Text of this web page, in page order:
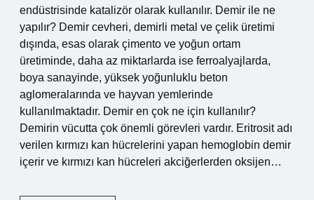
endüstrisinde katalizör olarak kullanılır. Demir ile ne
yapılır? Demir cevheri, demirli metal ve çelik üretimi
dışında, esas olarak çimento ve yoğun ortam
üretiminde, daha az miktarlarda ise ferroalyajlarda,
boya sanayinde, yüksek yoğunluklu beton
aglomeralarında ve hayvan yemlerinde
kullanılmaktadır. Demir en çok ne için kullanılır?
Demirin vücutta çok önemli görevleri vardır. Eritrosit adı
verilen kırmızı kan hücrelerini yapan hemoglobin demir
içerir ve kırmızı kan hücreleri akciğerlerden oksijen…